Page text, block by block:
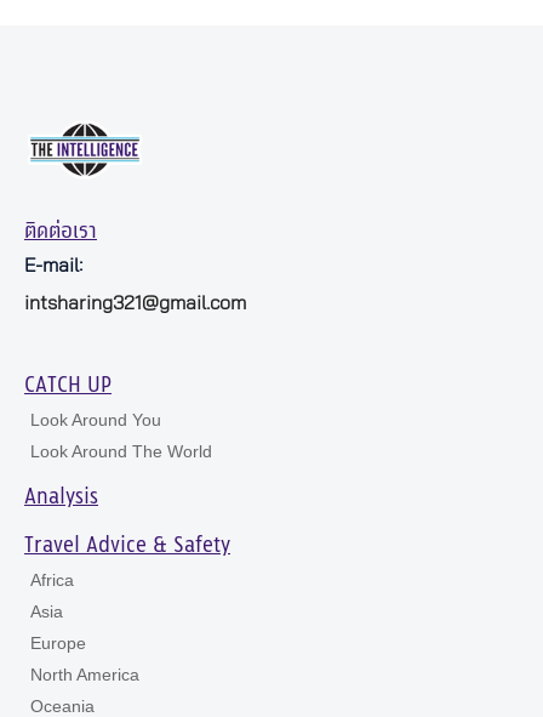
ติดต่อเรา
E-mail:
intsharing321@gmail.com
CATCH UP
Look Around You
Look Around The World
Analysis
Travel Advice & Safety
Africa
Asia
Europe
North America
Oceania